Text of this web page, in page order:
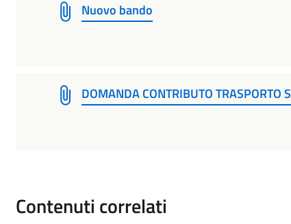
Nuovo bando
DOMANDA CONTRIBUTO TRASPORTO
Contenuti correlati